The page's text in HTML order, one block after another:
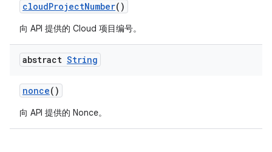
cloudProjectNumber()
向 API 提供的 Cloud 项目编号。
abstract String
nonce()
向 API 提供的 Nonce。